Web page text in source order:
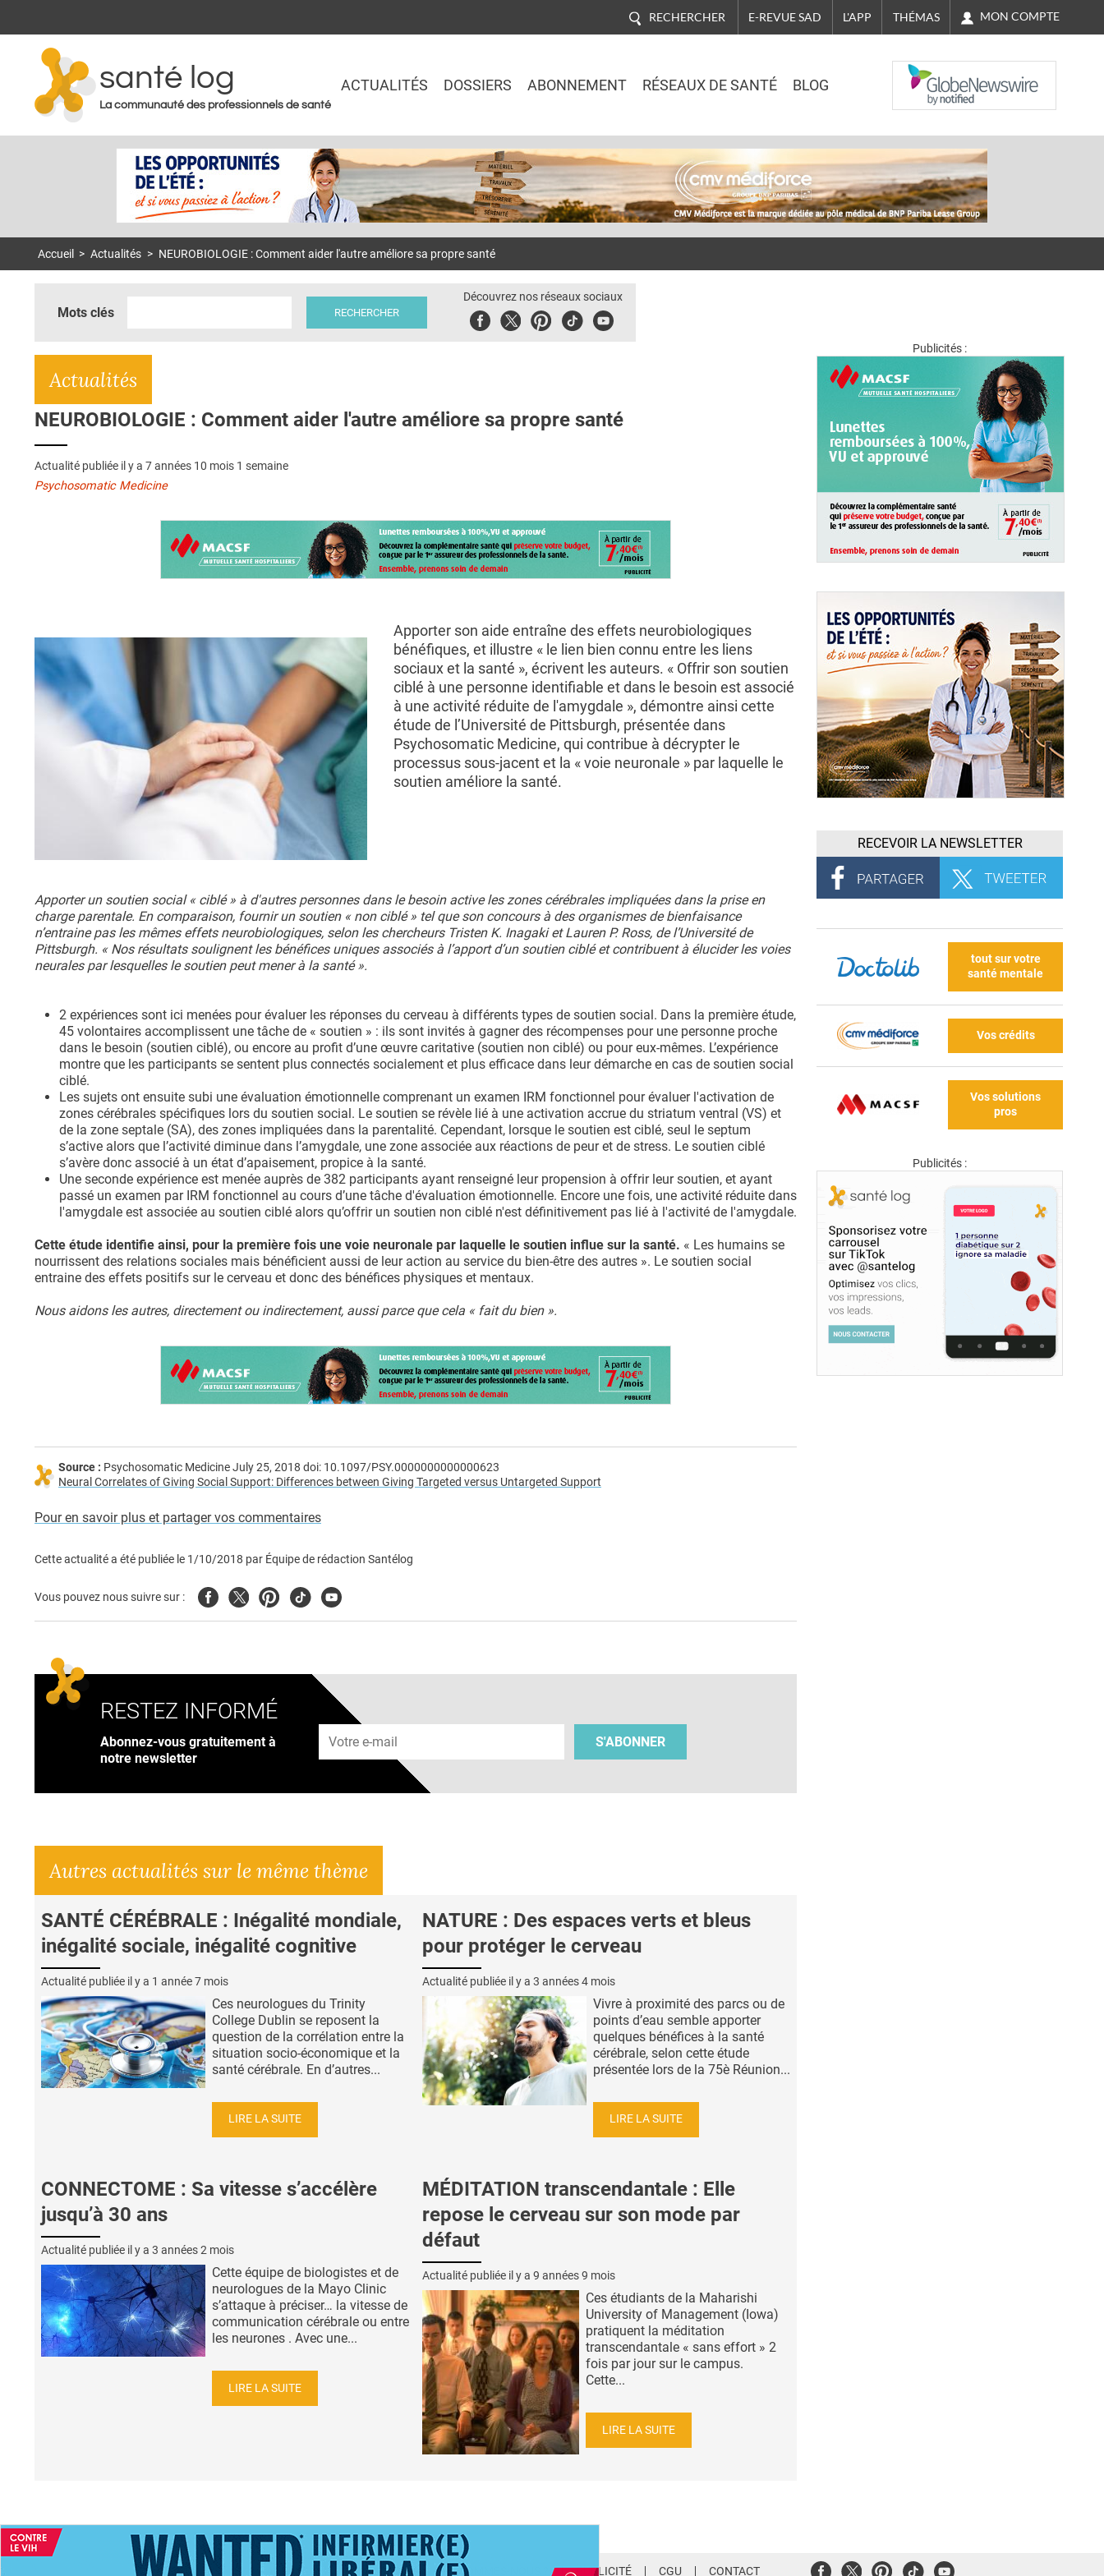
RECHERCHER E-REVUE SAD L'APP THÉMAS MON COMPTE
santé log
La communauté des professionnels de santé
ACTUALITÉS DOSSIERS ABONNEMENT RÉSEAUX DE SANTÉ BLOG
NASDAQ
Accueil > Actualités > NEUROBIOLOGIE : Comment aider l'autre améliore sa propre santé
Mots clés
Découvrez nos réseaux sociaux
FacebookTwitterPinterest
TiktokYoubute
Actualités
NEUROBIOLOGIE : Comment aider l'autre améliore sa propre santé
Actualité publiée il y a 7 années 10 mois 1 semaine
Psychosomatic Medicine
Apporter son aide entraîne des effets neurobiologiques
bénéfiques, et illustre « le lien bien connu entre les liens
sociaux et la santé », écrivent les auteurs. « Offrir son soutien
ciblé à une personne identifiable et dans le besoin est associé
à une activité réduite de l'amygdale », démontre ainsi cette
étude de l’Université de Pittsburgh, présentée dans
Psychosomatic Medicine, qui contribue à décrypter le
processus sous-jacent et la « voie neuronale » par laquelle le
soutien améliore la santé.
Apporter un soutien social « ciblé » à d'autres personnes dans le besoin active les zones cérébrales impliquées dans la prise en
charge parentale. En comparaison, fournir un soutien « non ciblé » tel que son concours à des organismes de bienfaisance
n’entraine pas les mêmes effets neurobiologiques, selon les chercheurs Tristen K. Inagaki et Lauren P. Ross, de l’Université de
Pittsburgh. « Nos résultats soulignent les bénéfices uniques associés à l’apport d’un soutien ciblé et contribuent à élucider les voies
neurales par lesquelles le soutien peut mener à la santé ».
2 expériences sont ici menées pour évaluer les réponses du cerveau à différents types de soutien social. Dans la première étude,
45 volontaires accomplissent une tâche de « soutien » : ils sont invités à gagner des récompenses pour une personne proche
dans le besoin (soutien ciblé), ou encore au profit d’une œuvre caritative (soutien non ciblé) ou pour eux-mêmes. L’expérience
montre que les participants se sentent plus connectés socialement et plus efficace dans leur démarche en cas de soutien social
ciblé.
Les sujets ont ensuite subi une évaluation émotionnelle comprenant un examen IRM fonctionnel pour évaluer l'activation de
zones cérébrales spécifiques lors du soutien social. Le soutien se révèle lié à une activation accrue du striatum ventral (VS) et
de la zone septale (SA), des zones impliquées dans la parentalité. Cependant, lorsque le soutien est ciblé, seul le septum
s’active alors que l’activité diminue dans l’amygdale, une zone associée aux réactions de peur et de stress. Le soutien ciblé
s’avère donc associé à un état d’apaisement, propice à la santé.
Une seconde expérience est menée auprès de 382 participants ayant renseigné leur propension à offrir leur soutien, et ayant
passé un examen par IRM fonctionnel au cours d’une tâche d'évaluation émotionnelle. Encore une fois, une activité réduite dans
l'amygdale est associée au soutien ciblé alors qu’offrir un soutien non ciblé n'est définitivement pas lié à l'activité de l'amygdale.
Cette étude identifie ainsi, pour la première fois une voie neuronale par laquelle le soutien influe sur la santé. « Les humains se
nourrissent des relations sociales mais bénéficient aussi de leur action au service du bien-être des autres ». Le soutien social
entraine des effets positifs sur le cerveau et donc des bénéfices physiques et mentaux.
Nous aidons les autres, directement ou indirectement, aussi parce que cela « fait du bien ».
Source : Psychosomatic Medicine July 25, 2018 doi: 10.1097/PSY.0000000000000623
Neural Correlates of Giving Social Support: Differences between Giving Targeted versus Untargeted Support
Pour en savoir plus et partager vos commentaires
Cette actualité a été publiée le 1/10/2018 par Équipe de rédaction Santélog
Vous pouvez nous suivre sur : FacebookTwitterPinterest
TiktokYoutube
RESTEZ INFORMÉ
Abonnez-vous gratuitement à
notre newsletter
Adresse e-mail
S'ABONNER
Autres actualités sur le même thème
SANTÉ CÉRÉBRALE : Inégalité mondiale,
inégalité sociale, inégalité cognitive
Actualité publiée il y a 1 année 7 mois
Ces neurologues du Trinity
College Dublin se reposent la
question de la corrélation entre la
situation socio-économique et la
santé cérébrale. En d’autres...
LIRE LA SUITE
NATURE : Des espaces verts et bleus
pour protéger le cerveau
Actualité publiée il y a 3 années 4 mois
Vivre à proximité des parcs ou de
points d’eau semble apporter
quelques bénéfices à la santé
cérébrale, selon cette étude
présentée lors de la 75è Réunion...
LIRE LA SUITE
CONNECTOME : Sa vitesse s’accélère
jusqu’à 30 ans
Actualité publiée il y a 3 années 2 mois
Cette équipe de biologistes et de
neurologues de la Mayo Clinic
s’attaque à préciser… la vitesse de
communication cérébrale ou entre
les neurones . Avec une...
LIRE LA SUITE
MÉDITATION transcendantale : Elle
repose le cerveau sur son mode par
défaut
Actualité publiée il y a 9 années 9 mois
Ces étudiants de la Maharishi
University of Management (Iowa)
pratiquent la méditation
transcendantale « sans effort » 2
fois par jour sur le campus.
Cette...
LIRE LA SUITE
Publicités :
RECEVOIR LA NEWSLETTER
tout sur votre
santé mentale
Vos crédits
Vos solutions
pros
Publicités :
ACCUEIL NEWSLETTER QUI SOMMES-NOUS ? PUBLICITÉ CGU CONTACT FacebookTwitterPinterest
TiktokYoutube